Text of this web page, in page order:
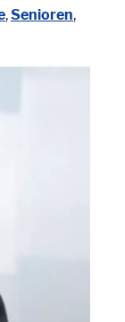
,Senioren,